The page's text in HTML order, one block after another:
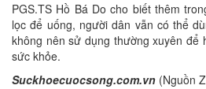
PGS.TS Hồ Bá Do cho biết thêm
lọc để uống, người dân vẫn có thể
không nên sử dụng thường xuyên để
sức khỏe.
Suckhoecuocsong.com.vn (Nguồn